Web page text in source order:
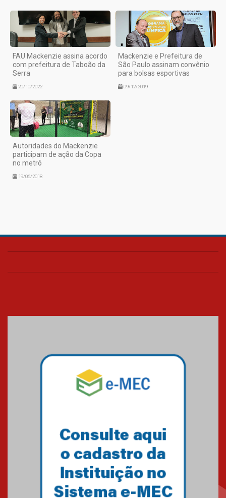
FAU Mackenzie assina acordo
com prefeitura de Taboão da
Serra
20/10/2022
Mackenzie e Prefeitura de
São Paulo assinam convênio
para bolsas esportivas
09/12/2019
Autoridades do Mackenzie
participam de ação da Copa
no metrô
19/06/2018